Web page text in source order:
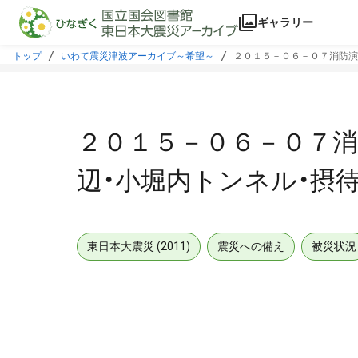
本文に飛ぶ
ギャラリー
トップ いわて震災津波アーカイブ～希望～ ２０１５－０６－０７消防
２０１５－０６－０７
辺・小堀内トンネル・摂
東日本大震災 (2011) 震災への備え 被災状況